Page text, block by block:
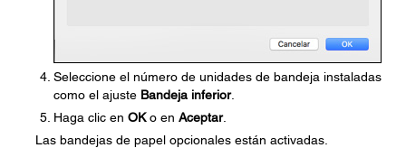
Seleccione el número de unidades de bandeja instaladas
como el ajuste Bandeja inferior.
Haga clic en OKo en Aceptar.
Las bandejas de papel opcionales están activadas.